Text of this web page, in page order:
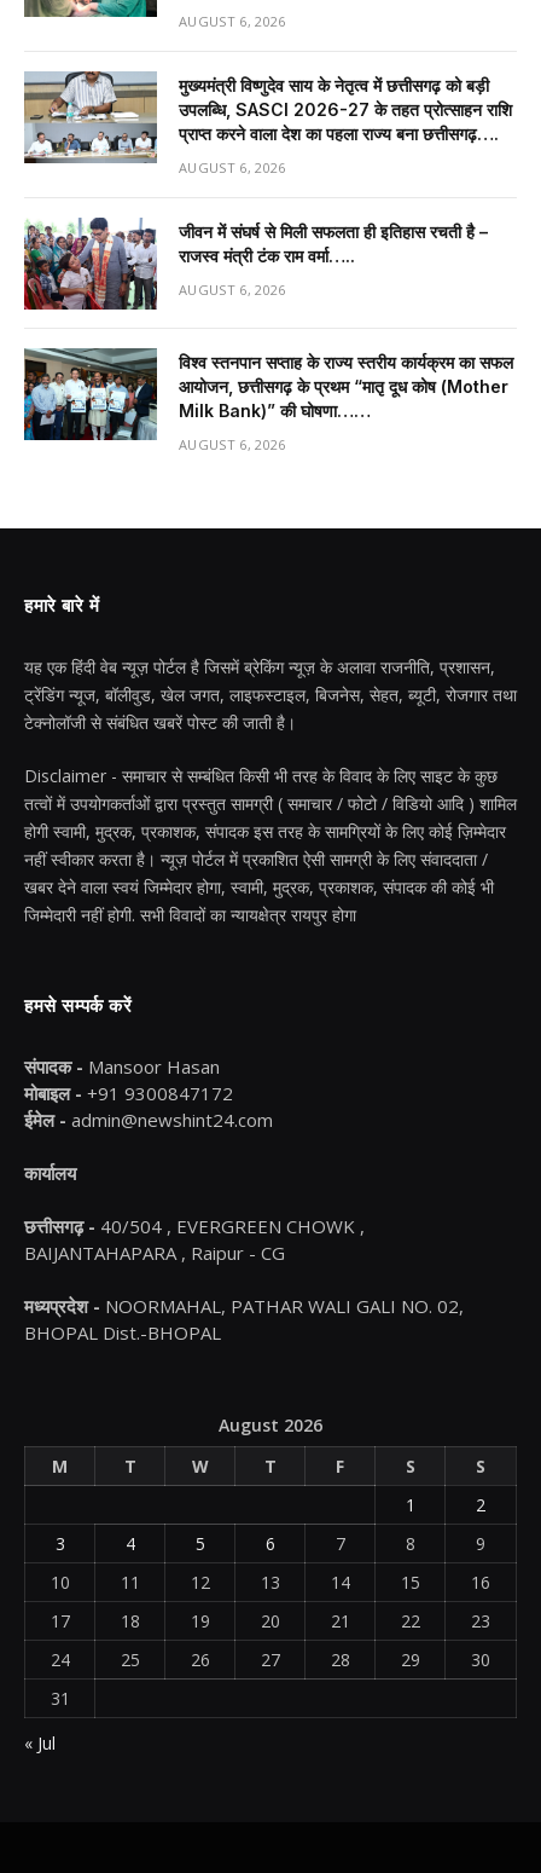
AUGUST 6, 2026
मुख्यमंत्री विष्णुदेव साय के नेतृत्व में छत्तीसगढ़ को बड़ी
उपलब्धि, SASCI 2026-27 के तहत प्रोत्साहन राशि
प्राप्त करने वाला देश का पहला राज्य बना छत्तीसगढ़….
AUGUST 6, 2026
जीवन में संघर्ष से मिली सफलता ही इतिहास रचती है –
राजस्व मंत्री टंक राम वर्मा…..
AUGUST 6, 2026
विश्व स्तनपान सप्ताह के राज्य स्तरीय कार्यक्रम का सफल
आयोजन, छत्तीसगढ़ के प्रथम “मातृ दूध कोष (Mother
Milk Bank)” की घोषणा……
AUGUST 6, 2026
हमारे बारे में
यह एक हिंदी वेब न्यूज़ पोर्टल है जिसमें ब्रेकिंग न्यूज़ के अलावा राजनीति, प्रशासन,
ट्रेंडिंग न्यूज, बॉलीवुड, खेल जगत, लाइफस्टाइल, बिजनेस, सेहत, ब्यूटी, रोजगार तथा
टेक्नोलॉजी से संबंधित खबरें पोस्ट की जाती है।
Disclaimer - समाचार से सम्बंधित किसी भी तरह के विवाद के लिए साइट के कुछ
तत्वों में उपयोगकर्ताओं द्वारा प्रस्तुत सामग्री ( समाचार / फोटो / विडियो आदि ) शामिल
होगी स्वामी, मुद्रक, प्रकाशक, संपादक इस तरह के सामग्रियों के लिए कोई ज़िम्मेदार
नहीं स्वीकार करता है। न्यूज़ पोर्टल में प्रकाशित ऐसी सामग्री के लिए संवाददाता /
खबर देने वाला स्वयं जिम्मेदार होगा, स्वामी, मुद्रक, प्रकाशक, संपादक की कोई भी
जिम्मेदारी नहीं होगी. सभी विवादों का न्यायक्षेत्र रायपुर होगा
हमसे सम्पर्क करें
संपादक - Mansoor Hasan
मोबाइल - +91 9300847172
ईमेल - admin@newshint24.com
कार्यालय
छत्तीसगढ़ - 40/504 , EVERGREEN CHOWK ,
BAIJANTAHAPARA , Raipur - CG
मध्यप्रदेश - NOORMAHAL, PATHAR WALI GALI NO. 02,
BHOPAL Dist.-BHOPAL
August 2026
M
T W T F S
S
1
2
3
4 5 6 7 8
9
10
11 12 13 14 15
16
17
18 19 20 21 22
23
24
25 26 27 28 29
30
31
« Jul